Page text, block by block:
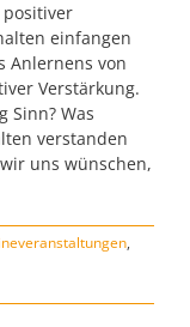
einfangen
Anlernens von
Verstärkung.
Sinn? Was
verstanden
uns wünschen,
,